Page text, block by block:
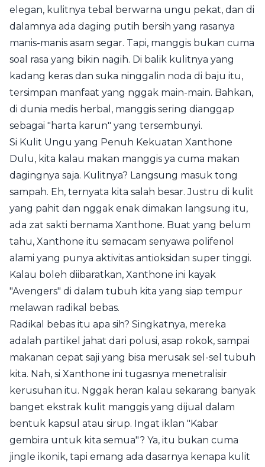
elegan, kulitnya tebal berwarna ungu pekat, dan di
dalamnya ada daging putih bersih yang rasanya
manis-manis asam segar. Tapi, manggis bukan cuma
soal rasa yang bikin nagih. Di balik kulitnya yang
kadang keras dan suka ninggalin noda di baju itu,
tersimpan manfaat yang nggak main-main. Bahkan,
di dunia medis herbal, manggis sering dianggap
sebagai "harta karun" yang tersembunyi.
Si Kulit Ungu yang Penuh Kekuatan Xanthone
Dulu, kita kalau makan manggis ya cuma makan
dagingnya saja. Kulitnya? Langsung masuk tong
sampah. Eh, ternyata kita salah besar. Justru di kulit
yang pahit dan nggak enak dimakan langsung itu,
ada zat sakti bernama Xanthone. Buat yang belum
tahu, Xanthone itu semacam senyawa polifenol
alami yang punya aktivitas antioksidan super tinggi.
Kalau boleh diibaratkan, Xanthone ini kayak
"Avengers" di dalam tubuh kita yang siap tempur
melawan radikal bebas.
Radikal bebas itu apa sih? Singkatnya, mereka
adalah partikel jahat dari polusi, asap rokok, sampai
makanan cepat saji yang bisa merusak sel-sel tubuh
kita. Nah, si Xanthone ini tugasnya menetralisir
kerusuhan itu. Nggak heran kalau sekarang banyak
banget ekstrak kulit manggis yang dijual dalam
bentuk kapsul atau sirup. Ingat iklan "Kabar
gembira untuk kita semua"? Ya, itu bukan cuma
jingle ikonik, tapi emang ada dasarnya kenapa kulit